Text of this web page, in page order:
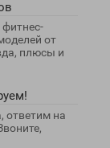
от
плюсы и
на